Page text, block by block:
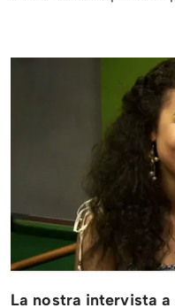
La nostra intervista